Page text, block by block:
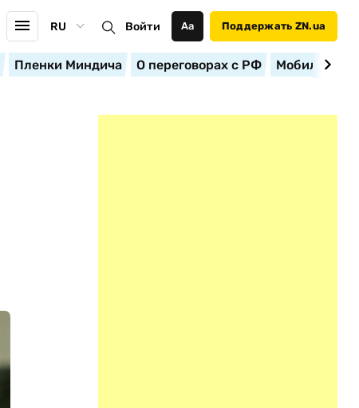
RU Войти Аа Поддержать ZN.ua
Пленки Миндича О переговорах с РФ